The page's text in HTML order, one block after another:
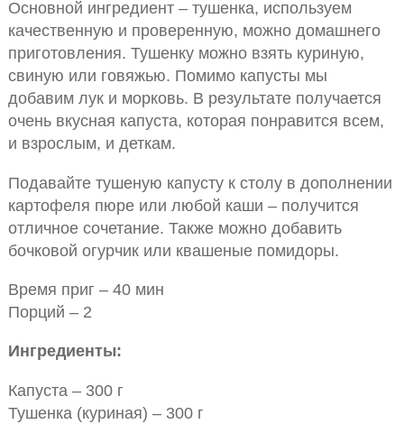
Основной ингредиент – тушенка, используем
качественную и проверенную, можно домашнего
приготовления. Тушенку можно взять куриную,
свиную или говяжью. Помимо капусты мы
добавим лук и морковь. В результате получается
очень вкусная капуста, которая понравится всем,
и взрослым, и деткам.
Подавайте тушеную капусту к столу в дополнении
картофеля пюре или любой каши – получится
отличное сочетание. Также можно добавить
бочковой огурчик или квашеные помидоры.
Время приг – 40 мин
Порций – 2
Ингредиенты:
Капуста – 300 г
Тушенка (куриная) – 300 г